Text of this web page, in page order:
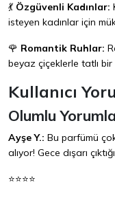
💃 Özgüvenli Kadınlar:
isteyen kadınlar için
🌹 Romantik Ruhlar:
beyaz çiçeklerle tatlı
Kullanıcı
Olumlu
Ayşe Y.: Bu parfümü
alıyor! Gece dışarı
⭐⭐⭐⭐